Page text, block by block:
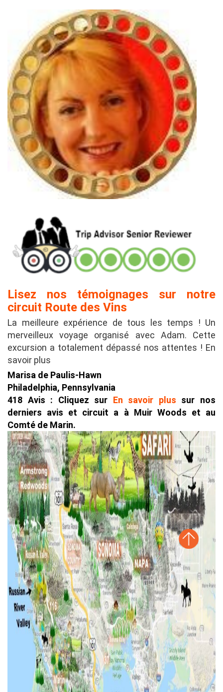
Lisez nos témoignages sur notre
circuit Route des Vins
La meilleure expérience de tous les temps ! Un
merveilleux voyage organisé avec Adam. Cette
excursion a totalement dépassé nos attentes ! En
savoir plus
Marisa de Paulis-Hawn
Philadelphia, Pennsylvania
418 Avis : Cliquez sur En savoir plus sur nos
derniers avis et circuit a à Muir Woods et au
Comté de Marin.